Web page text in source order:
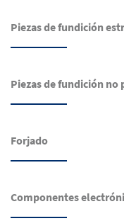
Piezas de fundición
Piezas de fundición
Forjado
Componentes